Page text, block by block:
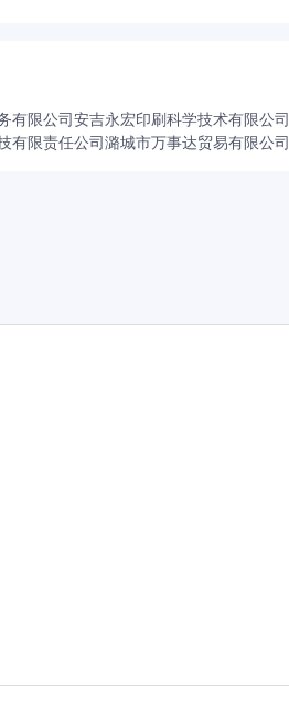
有限公司安吉永宏印刷科学技术有限公司
有限责任公司潞城市万事达贸易有限公司